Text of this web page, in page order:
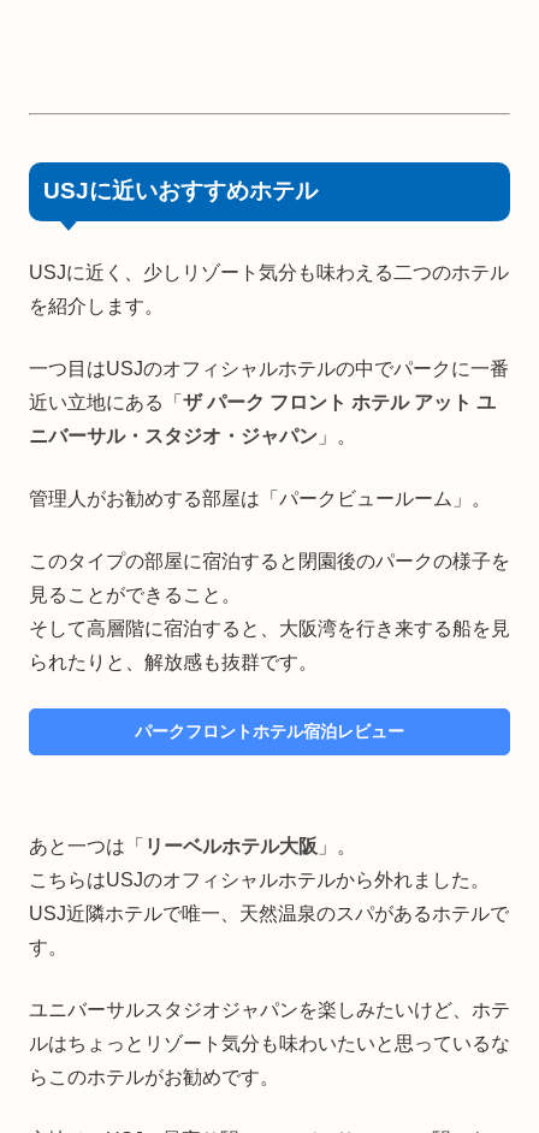
USJに近いおすすめホテル
USJに近く、少しリゾート気分も味わえる二つのホテル
を紹介します。
一つ目はUSJのオフィシャルホテルの中でパークに一番
近い立地にある「 ザ パーク フロント ホテル アット ユ
ニバーサル・スタジオ・ジャパン 」。
管理人がお勧めする部屋は「パークビュールーム」。
このタイプの部屋に宿泊すると閉園後のパークの様子を
見ることができること。
そして高層階に宿泊すると、大阪湾を行き来する船を見
られたりと、解放感も抜群です。
パークフロントホテル宿泊レビュー
あと一つは「 リーベルホテル大阪 」。
こちらはUSJのオフィシャルホテルから外れました。
USJ近隣ホテルで唯一、天然温泉のスパがあるホテルで
す。
ユニバーサルスタジオジャパンを楽しみたいけど、ホテ
ルはちょっとリゾート気分も味わいたいと思っているな
らこのホテルがお勧めです。